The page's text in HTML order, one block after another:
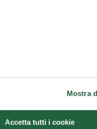
Mostra
Accetta tutti i cookie
Ultime news
Modifica della